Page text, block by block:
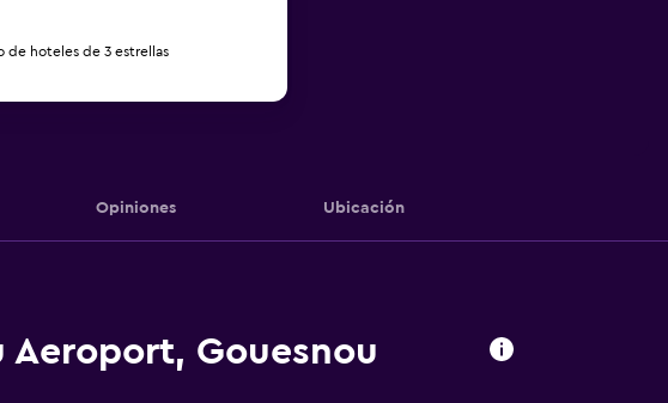
Opiniones Ubicación
Gouesnou
de hoteles de 3 estrellas